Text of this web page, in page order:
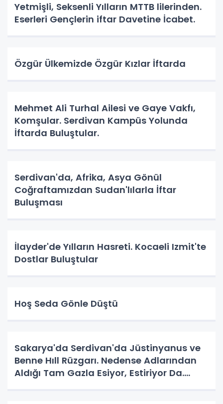
Yetmişli, Seksenli Yılların MTTB lilerinden.
Eserleri Gençlerin iftar Davetine İcabet.
Özgür Ülkemizde Özgür Kızlar İftarda
Mehmet Ali Turhal Ailesi ve Gaye Vakfı,
Komşular. Serdivan Kampüs Yolunda
İftarda Buluştular.
Serdivan'da, Afrika, Asya Gönül
Coğraftamızdan Sudan'lılarla İftar
Buluşması
İlayder'de Yılların Hasreti. Kocaeli Izmit'te
Dostlar Buluştular
Hoş Seda Gönle Düştü
Sakarya'da Serdivan'da Jüstinyanus ve
Benne Hıll Rüzgarı. Nedense Adlarından
Aldığı Tam Gazla Esiyor, Estiriyor Da.